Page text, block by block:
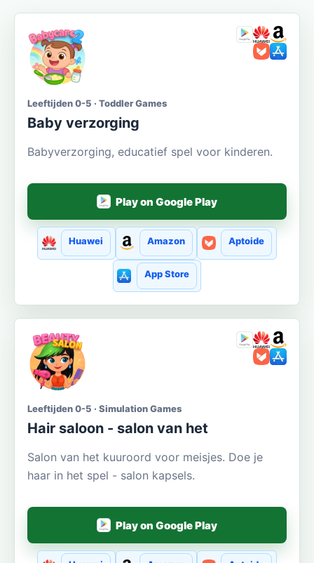
Leeftijden 0-5 · Toddler Games
Baby verzorging
Babyverzorging, educatief spel voor kinderen.
Play on Google Play
Huawei Amazon Aptoide
App Store
Leeftijden 0-5 · Simulation Games
Hair saloon - salon van het
Salon van het kuuroord voor meisjes. Doe je
haar in het spel - salon kapsels.
Play on Google Play